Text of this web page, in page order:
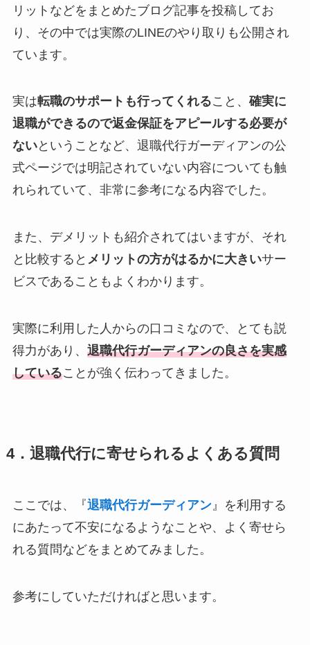
リットなどをまとめたブログ記事を投稿してお
り、その中では実際のLINEのやり取りも公開され
ています。
実は転職のサポートも行ってくれること、 確実に
退職ができるので返金保証をアピールする必要が
ないということなど、退職代行ガーディアンの公
式ページでは明記されていない内容についても触
れられていて、非常に参考になる内容でした。
また、デメリットも紹介されてはいますが、それ
と比較すると メリットの方がはるかに大きいサー
ビスであることもよくわかります。
実際に利用した人からの口コミなので、とても説
得力があり、 退職代行ガーディアンの良さを実感
していることが強く伝わってきました。
4．退職代行に寄せられるよくある質問
ここでは、『退職代行ガーディアン』を利用する
にあたって不安になるようなことや、よく寄せら
れる質問などをまとめてみました。
参考にしていただければと思います。